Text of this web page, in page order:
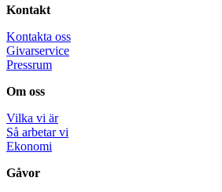
Kontakt
Kontakta oss
Givarservice
Pressrum
Om oss
Vilka vi är
Så arbetar vi
Ekonomi
Gåvor